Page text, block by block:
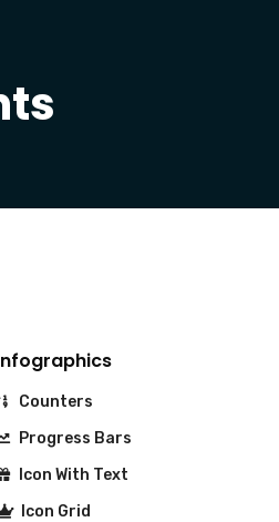
Counters
Progress Bars
Icon With Text
Icon Grid